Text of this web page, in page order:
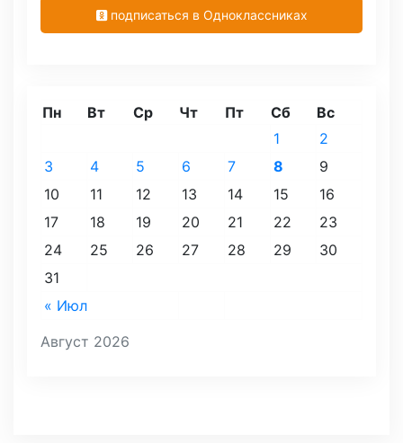
подписаться в Одноклассниках
Август 2026
Пн Вт Ср Чт Пт Сб Вс
« Июл
1
2
3
4 5 6 7 8
9
10
11 12 13 14 15
16
17
18 19 20 21 22
23
24
25 26 27 28 29
30
31